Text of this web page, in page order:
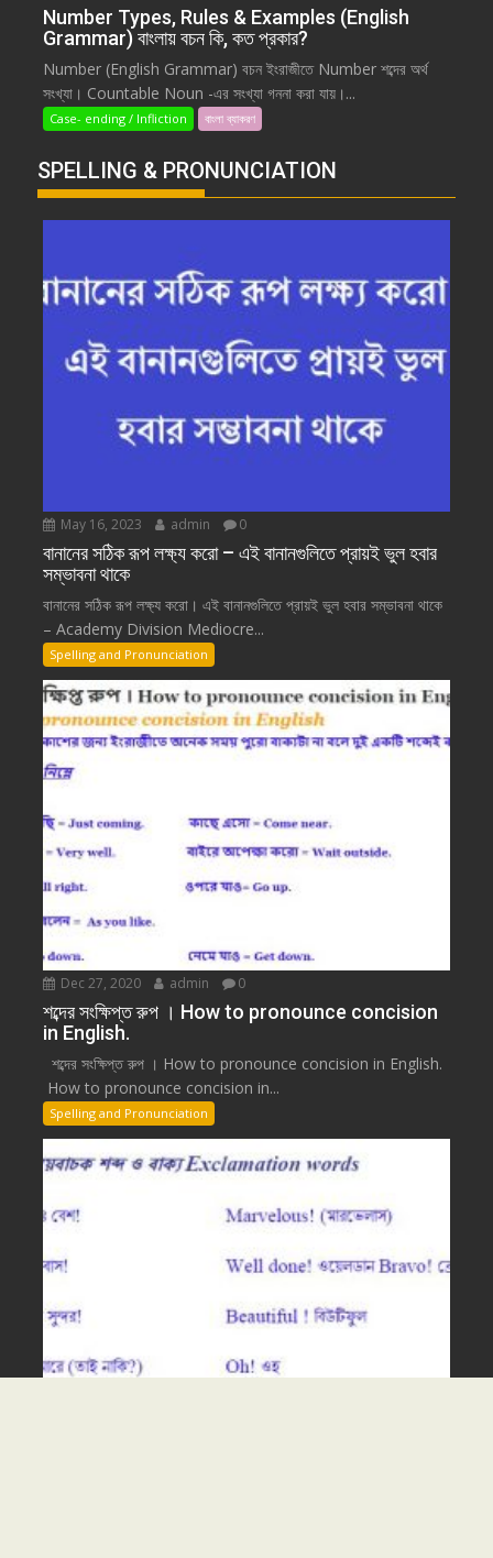
Number Types, Rules & Examples (English
Grammar) বাংলায় বচন কি, কত প্রকার?
Number (English Grammar) বচন ইংরাজীতে Number শব্দের অর্থ
সংখ্যা। Countable Noun -এর সংখ্যা গননা করা যায়।...
Case- ending / Infliction বাংলা ব্যাকরণ
SPELLING & PRONUNCIATION
May 16, 2023 admin 0
বানানের সঠিক রূপ লক্ষ্য করো – এই বানানগুলিতে প্রায়ই ভুল হবার
সম্ভাবনা থাকে
বানানের সঠিক রূপ লক্ষ্য করো। এই বানানগুলিতে প্রায়ই ভুল হবার সম্ভাবনা থাকে
– Academy Division Mediocre...
Spelling and Pronunciation
Dec 27, 2020 admin 0
শব্দের সংক্ষিপ্ত রুপ । How to pronounce concision
in English.
শব্দের সংক্ষিপ্ত রুপ । How to pronounce concision in English.
How to pronounce concision in...
Spelling and Pronunciation